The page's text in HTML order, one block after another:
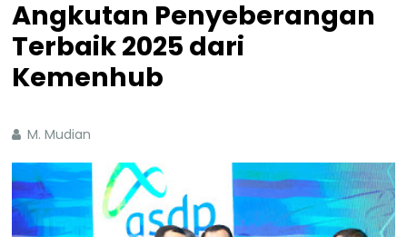
Angkutan Penyeberangan
Terbaik 2025 dari
Kemenhub
M. Mudian